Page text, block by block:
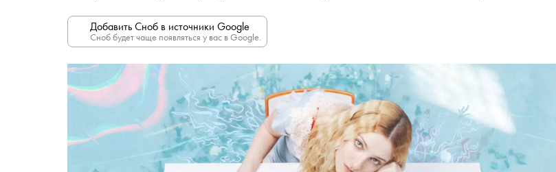
Добавить Сноб в источники Google
Сноб будет чаще появляться у вас в Google.